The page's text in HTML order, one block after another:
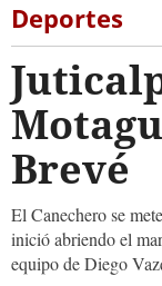
Deportes
Brevé
El Canechero se
inició abriendo el
equipo de Diego